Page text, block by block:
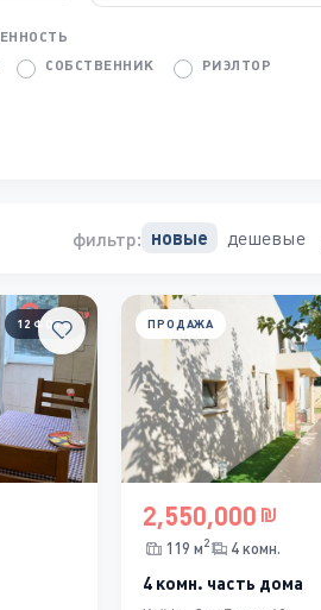
СОБСТВЕННИК РИЭЛТОР
фильтр: новые дешевые
12 ФОТО ПРОДАЖА
2,550,000
119 м2 4 комн.
4 комн. часть дома